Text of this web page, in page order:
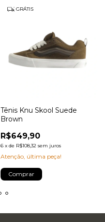
GRÁTIS
Tênis Knu Skool Suede
Brown
R$649,90
6 x de R$108,32 sem juros
Atenção, última peça!
Comprar